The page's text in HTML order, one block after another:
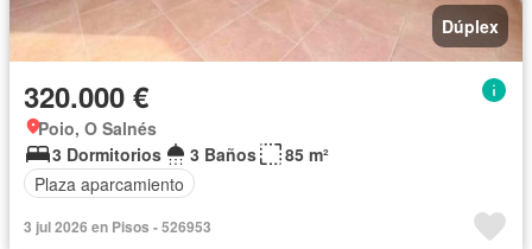
Dúplex
320.000 €
Poio, O Salnés
3 Dormitorios
3 Baños
85 m²
Plaza aparcamiento
3 jul 2026 en Pisos - 526953